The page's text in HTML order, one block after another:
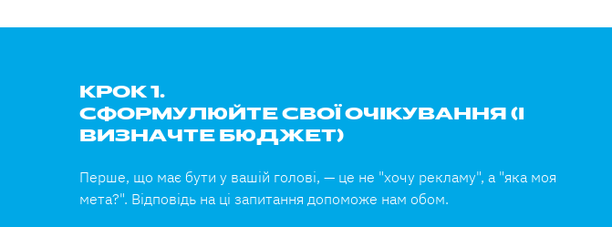
КРОК 1.
СФОРМУЛЮЙТЕ СВОЇ ОЧІКУВАННЯ (І
ВИЗНАЧТЕ БЮДЖЕТ)
Перше, що має бути у вашій голові, — це не "хочу рекламу", а "яка моя
мета?". Відповідь на ці запитання допоможе нам обом.